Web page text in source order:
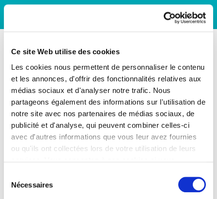
Ce site Web utilise des cookies
Les cookies nous permettent de personnaliser le contenu
et les annonces, d'offrir des fonctionnalités relatives aux
médias sociaux et d'analyser notre trafic. Nous
partageons également des informations sur l'utilisation de
notre site avec nos partenaires de médias sociaux, de
publicité et d'analyse, qui peuvent combiner celles-ci
avec d'autres informations que vous leur avez fournies
ou qu'ils ont collectées lors de votre utilisation de leurs
Nécessaires